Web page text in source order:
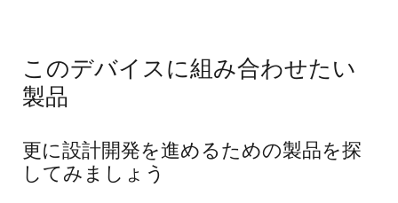
このデバイスに組み合わせたい
製品
更に設計開発を進めるための製品を探
してみましょう